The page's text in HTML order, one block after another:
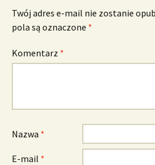
Twój adres e-mail nie zostanie
pola są oznaczone *
Komentarz *
Nazwa *
E-mail *